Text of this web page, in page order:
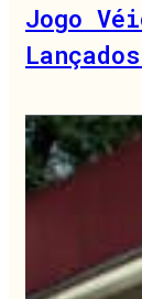
Jogo